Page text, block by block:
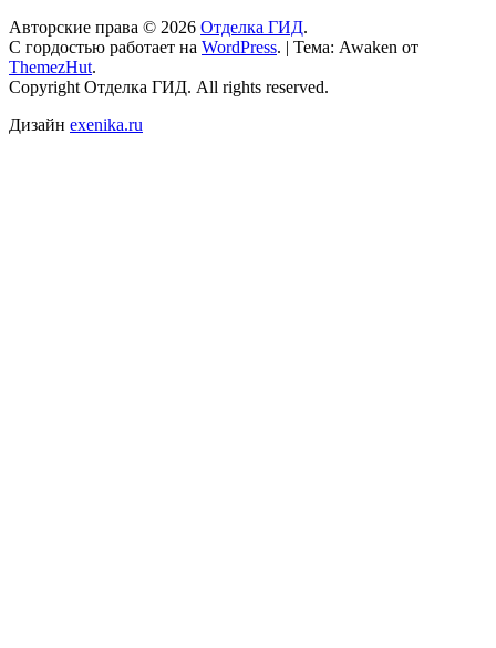
Авторские права © 2026 Отделка ГИД.
С гордостью работает на WordPress. | Тема: Awaken от
ThemezHut.
Copyright Отделка ГИД. All rights reserved.
Дизайн exenika.ru